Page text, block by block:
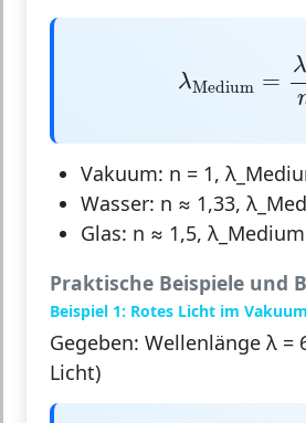
λMedium =
λ
=
Vakuum: n = 1,
Wasser: n ≈ 1,33,
Glas: n ≈ 1,5,
Praktische Beispiele und
Beispiel 1: Rotes Licht im Vakuum
Gegeben: Wellenlänge λ =
Licht)